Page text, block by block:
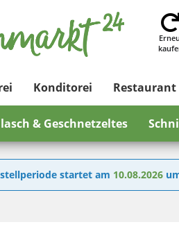
Konditorei Restaurant
& Geschnetzeltes
startet am 10.08.2026